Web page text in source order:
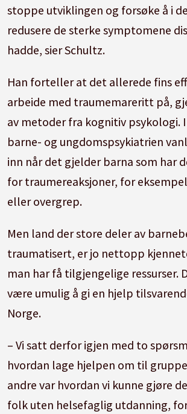
begynner å sparke i kassen for å
kan ikke slippe unna – vi er fanget
ganger per uke i 2 år).
stoppe utviklingen og forsøke å i
redusere de sterke symptomene
hadde, sier Schultz.
Han forteller at det allerede fins
arbeide med traumemareritt på,
av metoder fra kognitiv psykologi.
barne- og ungdomspsykiatrien
inn når det gjelder barna som har
for traumereaksjoner, for
eller overgrep.
Men land der store deler av
traumatisert, er jo nettopp
man har få tilgjengelige ressurser.
være umulig å gi en hjelp
Norge.
– Vi satt derfor igjen med to
hvordan lage hjelpen om til
andre var hvordan vi kunne gjøre
folk uten helsefaglig utdanning,